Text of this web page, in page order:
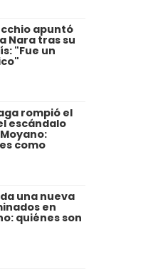
apuntó
Nara tras su
"Fue un
rompió el
escándalo
como
una nueva
en
quiénes son